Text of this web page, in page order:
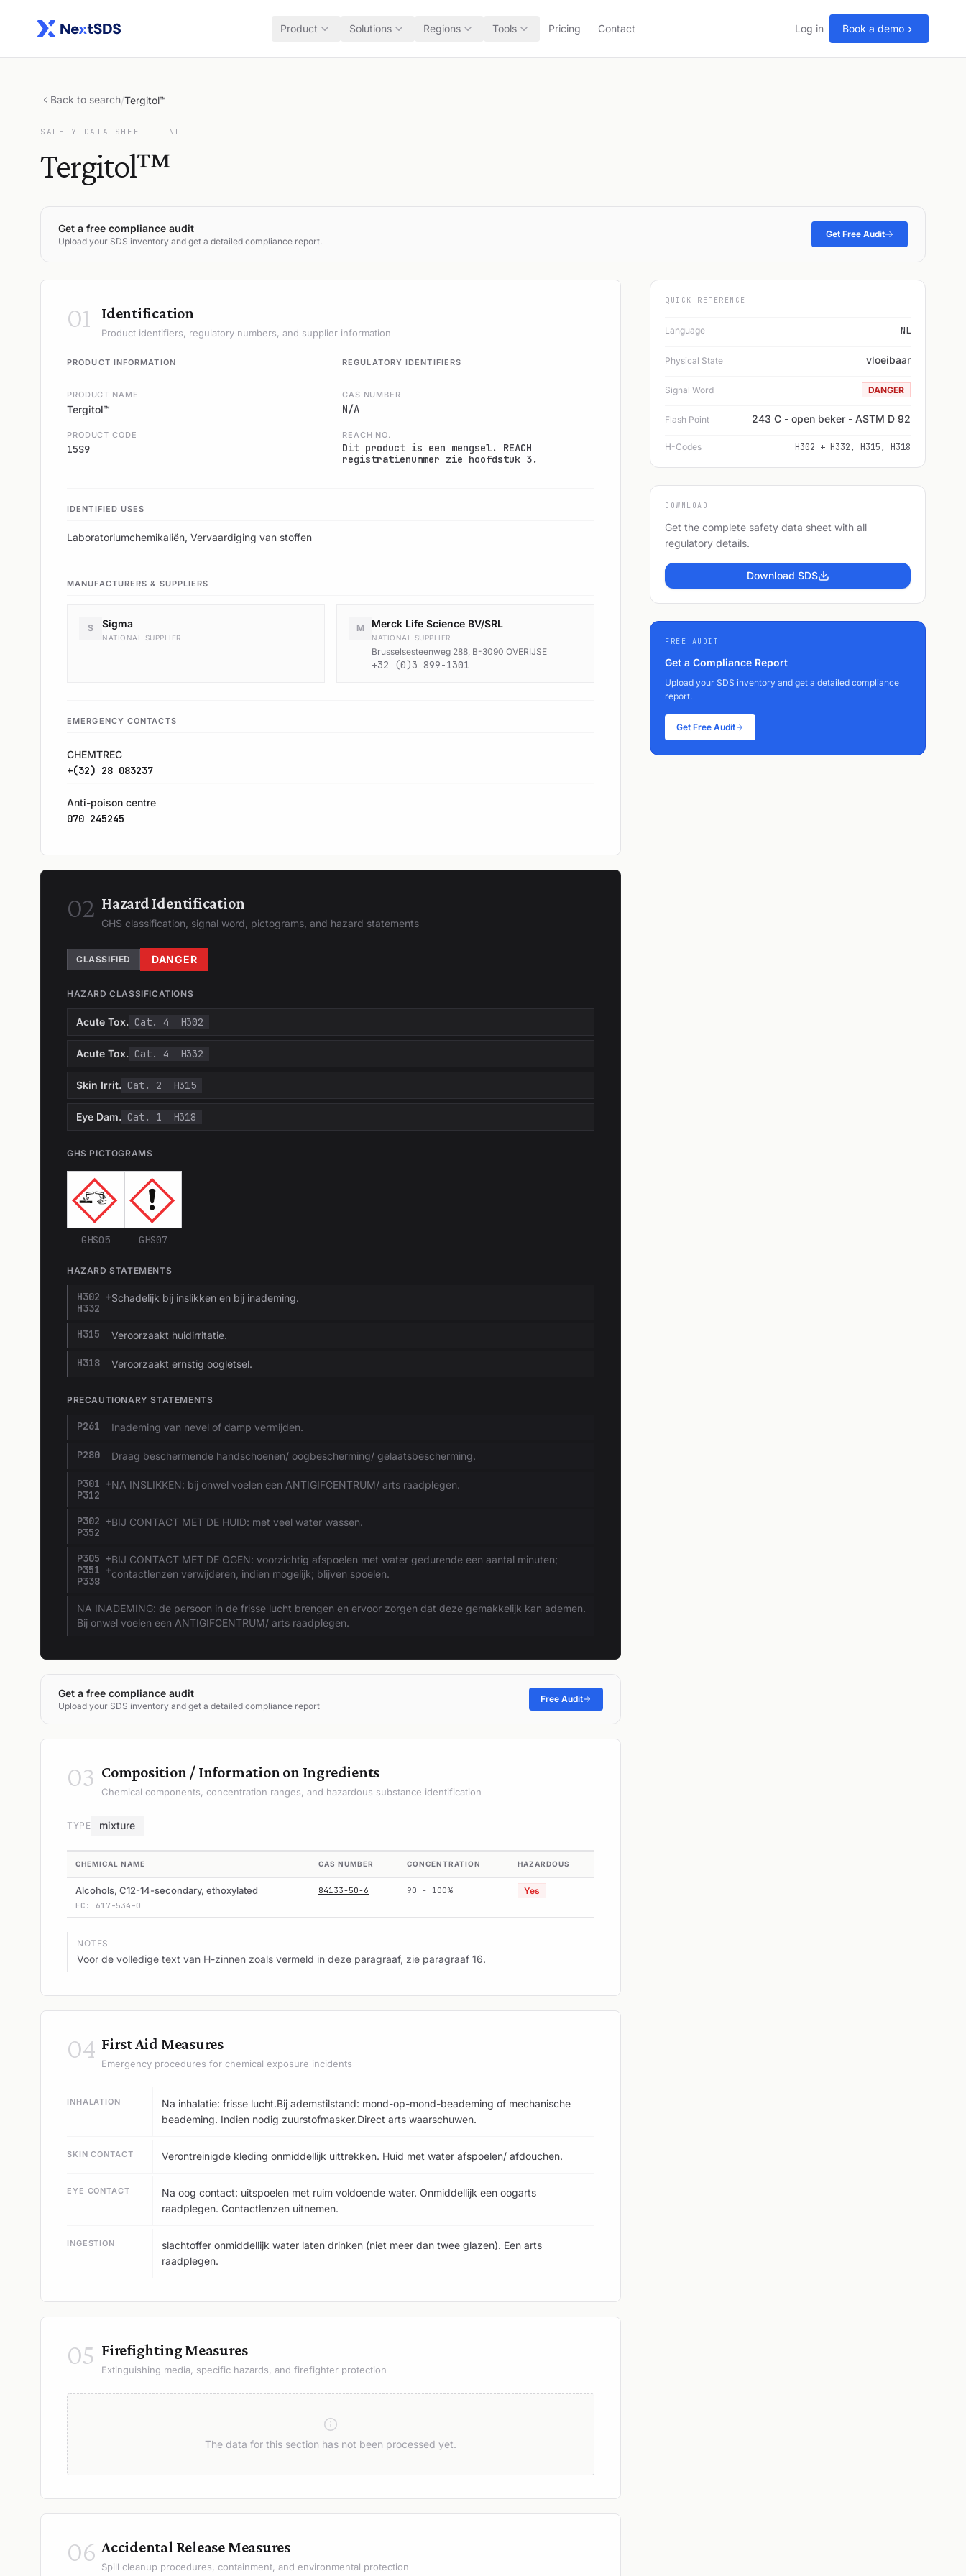
Product Solutions Regions Tools Pricing Contact Log in Book a demo
Back to search/Tergitol™
SAFETY DATA SHEET NL
Tergitol™
Get a free compliance audit
Upload your SDS inventory and get a detailed compliance report.
Get Free Audit
01 Identification
Product identifiers, regulatory numbers, and supplier information
PRODUCT INFORMATION
PRODUCT NAME
Tergitol™
PRODUCT CODE
15S9
REGULATORY IDENTIFIERS
CAS NUMBER
N/A
REACH NO.
Dit product is een mengsel. REACH
registratienummer zie hoofdstuk 3.
IDENTIFIED USES
Laboratoriumchemikaliën, Vervaardiging van stoffen
MANUFACTURERS & SUPPLIERS
S Sigma
NATIONAL SUPPLIER
M Merck Life Science BV/SRL
NATIONAL SUPPLIER
Brusselsesteenweg 288, B-3090 OVERIJSE
+32 (0)3 899-1301
EMERGENCY CONTACTS
CHEMTREC
+(32) 28 083237
Anti-poison centre
070 245245
02 Hazard Identification
GHS classification, signal word, pictograms, and hazard statements
CLASSIFIED DANGER
HAZARD CLASSIFICATIONS
Acute Tox. Cat. 4 H302
Acute Tox. Cat. 4 H332
Skin Irrit. Cat. 2 H315
Eye Dam. Cat. 1 H318
GHS PICTOGRAMS
GHS05 GHS07
HAZARD STATEMENTS
H302 +
H332
Schadelijk bij inslikken en bij inademing.
H315 Veroorzaakt huidirritatie.
H318 Veroorzaakt ernstig oogletsel.
PRECAUTIONARY STATEMENTS
P261 Inademing van nevel of damp vermijden.
P280 Draag beschermende handschoenen/ oogbescherming/ gelaatsbescherming.
P301 +
P312
NA INSLIKKEN: bij onwel voelen een ANTIGIFCENTRUM/ arts raadplegen.
P302 +
P352
BIJ CONTACT MET DE HUID: met veel water wassen.
P305 +
P351 +
P338
BIJ CONTACT MET DE OGEN: voorzichtig afspoelen met water gedurende een aantal minuten;
contactlenzen verwijderen, indien mogelijk; blijven spoelen.
NA INADEMING: de persoon in de frisse lucht brengen en ervoor zorgen dat deze gemakkelijk kan ademen.
Bij onwel voelen een ANTIGIFCENTRUM/ arts raadplegen.
Get a free compliance audit
Upload your SDS inventory and get a detailed compliance report
Free Audit
03 Composition / Information on Ingredients
Chemical components, concentration ranges, and hazardous substance identification
TYPE mixture
CHEMICAL NAME CAS NUMBER CONCENTRATION HAZARDOUS
Alcohols, C12-14-secondary, ethoxylated
EC: 617-534-0
84133-50-6 90 - 100% Yes
NOTES
Voor de volledige text van H-zinnen zoals vermeld in deze paragraaf, zie paragraaf 16.
04 First Aid Measures
Emergency procedures for chemical exposure incidents
INHALATION
Na inhalatie: frisse lucht.Bij ademstilstand: mond-op-mond-beademing of mechanische
beademing. Indien nodig zuurstofmasker.Direct arts waarschuwen.
SKIN CONTACT Verontreinigde kleding onmiddellijk uittrekken. Huid met water afspoelen/ afdouchen.
EYE CONTACT
Na oog contact: uitspoelen met ruim voldoende water. Onmiddellijk een oogarts
raadplegen. Contactlenzen uitnemen.
INGESTION
slachtoffer onmiddellijk water laten drinken (niet meer dan twee glazen). Een arts
raadplegen.
05 Firefighting Measures
Extinguishing media, specific hazards, and firefighter protection
The data for this section has not been processed yet.
06 Accidental Release Measures
Spill cleanup procedures, containment, and environmental protection
QUICK REFERENCE
Language NL
Physical State vloeibaar
Signal Word DANGER
Flash Point 243 C - open beker - ASTM D 92
H-Codes H302 + H332, H315, H318
DOWNLOAD
Get the complete safety data sheet with all
regulatory details.
Download SDS
FREE AUDIT
Get a Compliance Report
Upload your SDS inventory and get a detailed compliance
report.
Get Free Audit